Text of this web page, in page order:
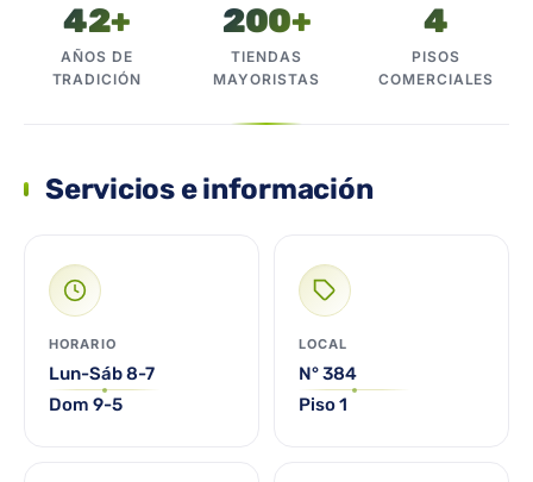
42+
AÑOS DE
TRADICIÓN
200+
TIENDAS
MAYORISTAS
4
PISOS
COMERCIALES
Servicios e información
HORARIO
Lun-Sáb 8-7
Dom 9-5
LOCAL
N° 384
Piso 1